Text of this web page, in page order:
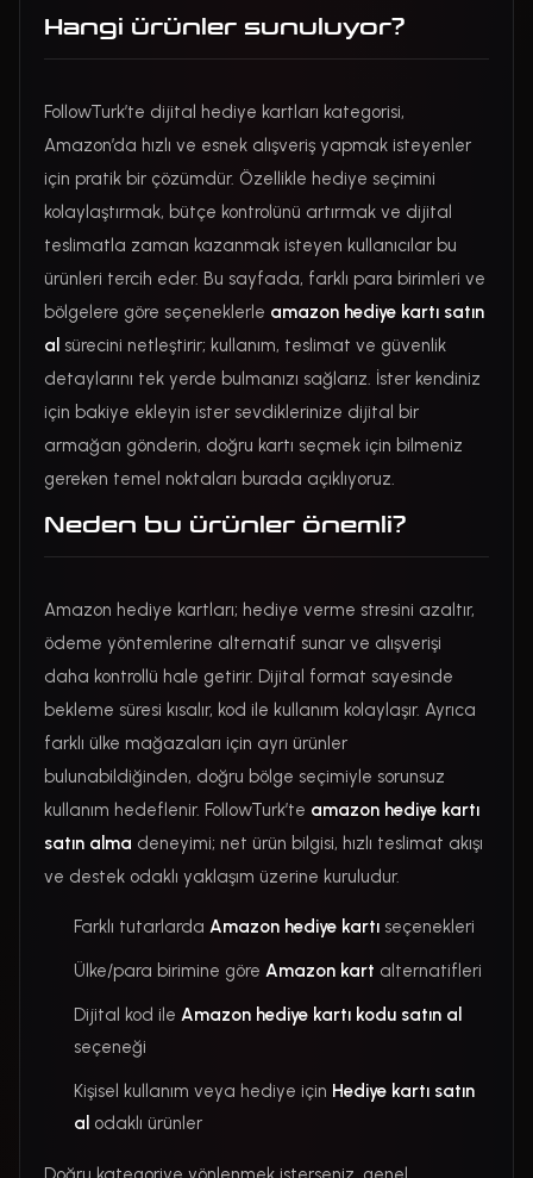
Hangi ürünler sunuluyor?
FollowTurk’te dijital hediye kartları kategorisi,
Amazon’da hızlı ve esnek alışveriş yapmak isteyenler
için pratik bir çözümdür. Özellikle hediye seçimini
kolaylaştırmak, bütçe kontrolünü artırmak ve dijital
teslimatla zaman kazanmak isteyen kullanıcılar bu
ürünleri tercih eder. Bu sayfada, farklı para birimleri ve
bölgelere göre seçeneklerle amazon hediye kartı satın
al sürecini netleştirir; kullanım, teslimat ve güvenlik
detaylarını tek yerde bulmanızı sağlarız. İster kendiniz
için bakiye ekleyin ister sevdiklerinize dijital bir
armağan gönderin, doğru kartı seçmek için bilmeniz
gereken temel noktaları burada açıklıyoruz.
Neden bu ürünler önemli?
Amazon hediye kartları; hediye verme stresini azaltır,
ödeme yöntemlerine alternatif sunar ve alışverişi
daha kontrollü hale getirir. Dijital format sayesinde
bekleme süresi kısalır, kod ile kullanım kolaylaşır. Ayrıca
farklı ülke mağazaları için ayrı ürünler
bulunabildiğinden, doğru bölge seçimiyle sorunsuz
kullanım hedeflenir. FollowTurk’te amazon hediye kartı
satın alma deneyimi; net ürün bilgisi, hızlı teslimat akışı
ve destek odaklı yaklaşım üzerine kuruludur.
Farklı tutarlarda Amazon hediye kartı seçenekleri
Ülke/para birimine göre Amazon kart alternatifleri
Dijital kod ile Amazon hediye kartı kodu satın al
seçeneği
Kişisel kullanım veya hediye için Hediye kartı satın
al odaklı ürünler